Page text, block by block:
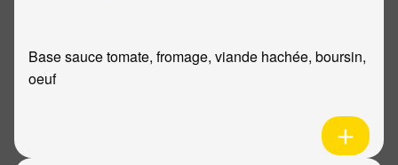
Base sauce tomate, fromage, viande hachée, boursin,
oeuf